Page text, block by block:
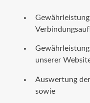
unserer
Auswertung
sowie